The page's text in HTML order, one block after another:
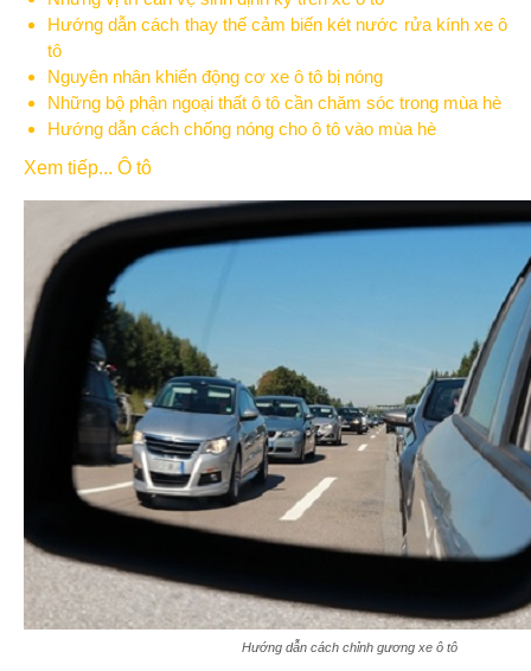
Hướng dẫn cách thay thế cảm biến két nước rửa kính xe ô
tô
Nguyên nhân khiến động cơ xe ô tô bị nóng
Những bộ phận ngoại thất ô tô cần chăm sóc trong mùa hè
Hướng dẫn cách chống nóng cho ô tô vào mùa hè
Xem tiếp... Ô tô
Hướng dẫn cách chỉnh gương xe ô tô